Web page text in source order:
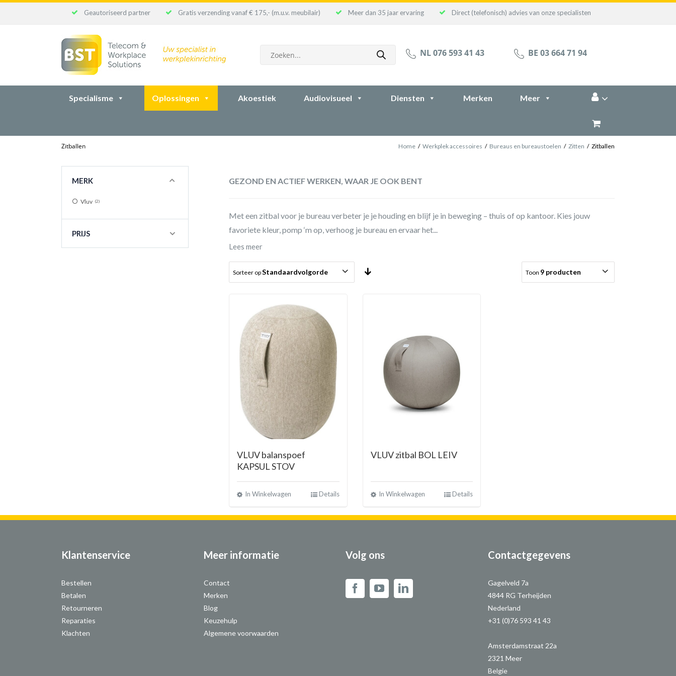
Geautoriseerd partner Gratis verzending vanaf € 175,- (m.u.v. meubilair) Meer dan 35 jaar ervaring Direct (telefonisch) advies van onze specialisten
zoeken NL 076 593 41 43 BE 03 664 71 94
Specialisme Oplossingen Akoestiek Audiovisueel Diensten Merken Meer
Zitballen Home / Werkplek accessoires / Bureaus en bureaustoelen / Zitten / Zitballen
GEZOND EN ACTIEF WERKEN, WAAR JE OOK BENT
Met een zitbal voor je bureau verbeter je je houding en blijf je in beweging – thuis of op kantoor. Kies jouw
favoriete kleur, pomp ‘m op, verhoog je bureau en ervaar het...
Lees meer
Sorteer opStandaardvolgorde Toon 9 producten
VLUV balanspoef
KAPSUL STOV
In Winkelwagen Details
VLUV zitbal BOL LEIV
In Winkelwagen Details
MERK
Vluv 2
PRIJS
Klantenservice
Bestellen
Betalen
Retourneren
Reparaties
Klachten
Meer informatie
Contact
Merken
Blog
Keuzehulp
Algemene voorwaarden
Volg ons Contactgegevens
Gagelveld 7a
4844 RG Terheijden
Nederland
+31 (0)76 593 41 43
Amsterdamstraat 22a
2321 Meer
Belgie